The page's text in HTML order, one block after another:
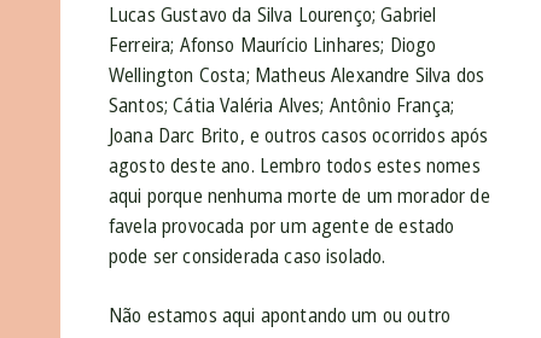
Lucas Gustavo da Silva Lourenço; Gabriel
Ferreira; Afonso Maurício Linhares; Diogo
Wellington Costa; Matheus Alexandre Silva dos
Santos; Cátia Valéria Alves; Antônio França;
Joana Darc Brito, e outros casos ocorridos após
agosto deste ano. Lembro todos estes nomes
aqui porque nenhuma morte de um morador de
favela provocada por um agente de estado
pode ser considerada caso isolado.
Não estamos aqui apontando um ou outro